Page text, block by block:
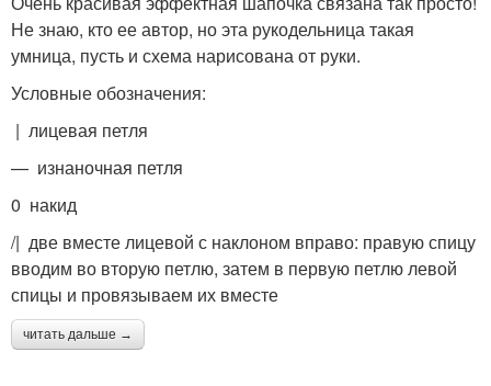
Не знаю, кто ее автор, но эта рукодельница такая
умница, пусть и схема нарисована от руки.
Условные обозначения:
| лицевая петля
— изнаночная петля
0 накид
/| две вместе лицевой с наклоном вправо: правую спицу
вводим во вторую петлю, затем в первую петлю левой
спицы и провязываем их вместе
читать дальше →